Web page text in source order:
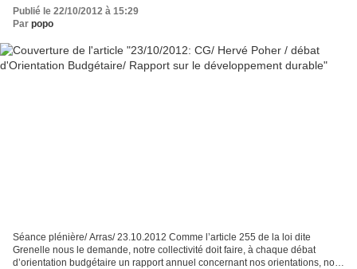
Publié le 22/10/2012 à 15:29
Par popo
Séance plénière/ Arras/ 23.10.2012 Comme l’article 255 de la loi dite
Grenelle nous le demande, notre collectivité doit faire, à chaque débat
d’orientation budgétaire un rapport annuel concernant nos orientations, nos